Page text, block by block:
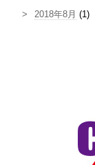
2018年8月 (1)